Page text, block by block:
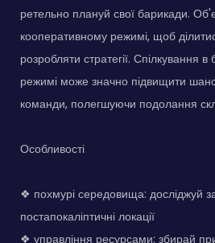
ретельно плануй свої барикади.
кооперативному режимі, щоб
розробляти стратегії. Спілкування
режимі може значно підвищити
команди, полегшуючи подолання
Особливості
❖ похмурі середовища: досліджуй
постапокаліптичні локації
❖ управління ресурсами: збирай